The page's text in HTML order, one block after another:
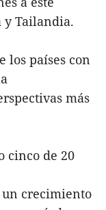
y Tailandia.
los países con
más
cinco de 20
crecimiento